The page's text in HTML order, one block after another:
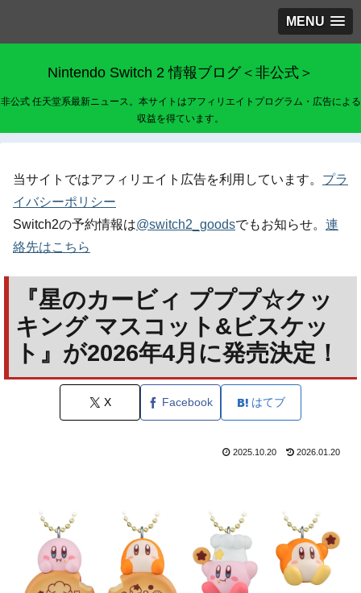
MENU
Nintendo Switch 2 情報ブログ＜非公式＞
非公式 任天堂系最新ニュース。本サイトはアフィリエイトプログラム・広告による
収益を得ています。
当サイトではアフィリエイト広告を利用しています。 プラ
イバシーポリシー
Switch2の予約情報は@switch2_goodsでもお知らせ。 連
絡先はこちら
『星のカービィ プププ☆クッ
キング マスコット&ビスケッ
ト』が2026年4月に発売決定！
X Facebook はてブ
2025.10.20 2026.01.20